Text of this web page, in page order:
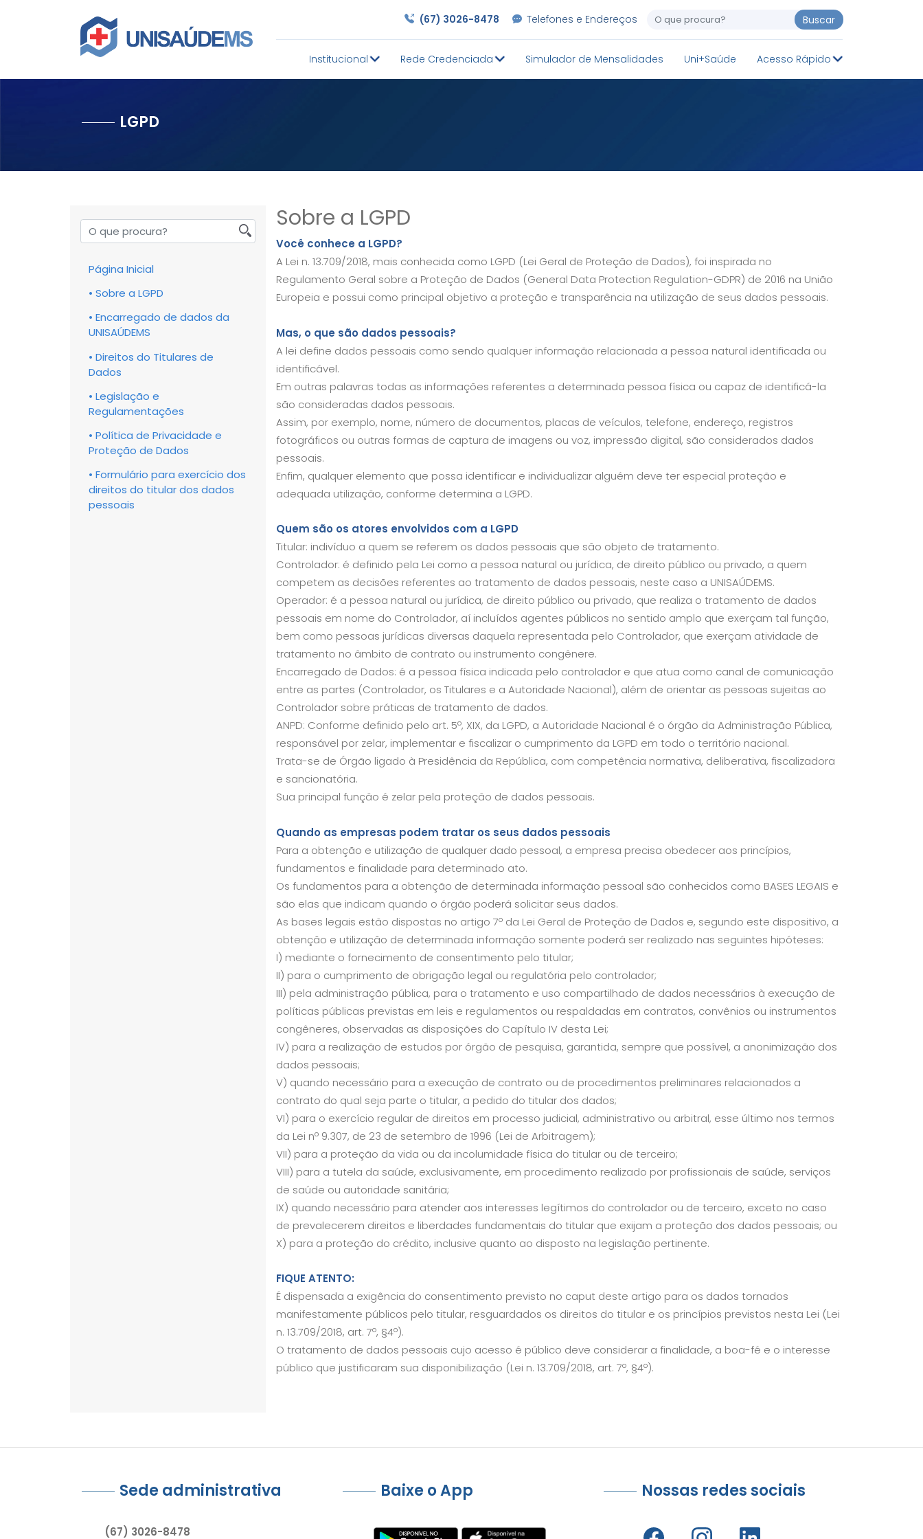
(67) 3026-8478 Telefones e Endereços Buscar
Institucional Rede Credenciada Simulador de Mensalidades Uni+Saúde Acesso Rápido
LGPD
Página Inicial
• Sobre a LGPD
• Encarregado de dados da
UNISAÚDEMS
• Direitos do Titulares de
Dados
• Legislação e
Regulamentações
• Política de Privacidade e
Proteção de Dados
• Formulário para exercício dos
direitos do titular dos dados
pessoais
Sobre a LGPD
Você conhece a LGPD?
A Lei n. 13.709/2018, mais conhecida como LGPD (Lei Geral de Proteção de Dados), foi inspirada no
Regulamento Geral sobre a Proteção de Dados (General Data Protection Regulation-GDPR) de 2016 na União
Europeia e possui como principal objetivo a proteção e transparência na utilização de seus dados pessoais.
Mas, o que são dados pessoais?
A lei define dados pessoais como sendo qualquer informação relacionada a pessoa natural identificada ou
identificável.
Em outras palavras todas as informações referentes a determinada pessoa física ou capaz de identificá-la
são consideradas dados pessoais.
Assim, por exemplo, nome, número de documentos, placas de veículos, telefone, endereço, registros
fotográficos ou outras formas de captura de imagens ou voz, impressão digital, são considerados dados
pessoais.
Enfim, qualquer elemento que possa identificar e individualizar alguém deve ter especial proteção e
adequada utilização, conforme determina a LGPD.
Quem são os atores envolvidos com a LGPD
Titular: indivíduo a quem se referem os dados pessoais que são objeto de tratamento.
Controlador: é definido pela Lei como a pessoa natural ou jurídica, de direito público ou privado, a quem
competem as decisões referentes ao tratamento de dados pessoais, neste caso a UNISAÚDEMS.
Operador: é a pessoa natural ou jurídica, de direito público ou privado, que realiza o tratamento de dados
pessoais em nome do Controlador, aí incluídos agentes públicos no sentido amplo que exerçam tal função,
bem como pessoas jurídicas diversas daquela representada pelo Controlador, que exerçam atividade de
tratamento no âmbito de contrato ou instrumento congênere.
Encarregado de Dados: é a pessoa física indicada pelo controlador e que atua como canal de comunicação
entre as partes (Controlador, os Titulares e a Autoridade Nacional), além de orientar as pessoas sujeitas ao
Controlador sobre práticas de tratamento de dados.
ANPD: Conforme definido pelo art. 5º, XIX, da LGPD, a Autoridade Nacional é o órgão da Administração Pública,
responsável por zelar, implementar e fiscalizar o cumprimento da LGPD em todo o território nacional.
Trata-se de Órgão ligado à Presidência da República, com competência normativa, deliberativa, fiscalizadora
e sancionatória.
Sua principal função é zelar pela proteção de dados pessoais.
Quando as empresas podem tratar os seus dados pessoais
Para a obtenção e utilização de qualquer dado pessoal, a empresa precisa obedecer aos princípios,
fundamentos e finalidade para determinado ato.
Os fundamentos para a obtenção de determinada informação pessoal são conhecidos como BASES LEGAIS e
são elas que indicam quando o órgão poderá solicitar seus dados.
As bases legais estão dispostas no artigo 7º da Lei Geral de Proteção de Dados e, segundo este dispositivo, a
obtenção e utilização de determinada informação somente poderá ser realizado nas seguintes hipóteses:
I) mediante o fornecimento de consentimento pelo titular;
II) para o cumprimento de obrigação legal ou regulatória pelo controlador;
III) pela administração pública, para o tratamento e uso compartilhado de dados necessários à execução de
políticas públicas previstas em leis e regulamentos ou respaldadas em contratos, convênios ou instrumentos
congêneres, observadas as disposições do Capítulo IV desta Lei;
IV) para a realização de estudos por órgão de pesquisa, garantida, sempre que possível, a anonimização dos
dados pessoais;
V) quando necessário para a execução de contrato ou de procedimentos preliminares relacionados a
contrato do qual seja parte o titular, a pedido do titular dos dados;
VI) para o exercício regular de direitos em processo judicial, administrativo ou arbitral, esse último nos termos
da Lei nº 9.307, de 23 de setembro de 1996 (Lei de Arbitragem);
VII) para a proteção da vida ou da incolumidade física do titular ou de terceiro;
VIII) para a tutela da saúde, exclusivamente, em procedimento realizado por profissionais de saúde, serviços
de saúde ou autoridade sanitária;
IX) quando necessário para atender aos interesses legítimos do controlador ou de terceiro, exceto no caso
de prevalecerem direitos e liberdades fundamentais do titular que exijam a proteção dos dados pessoais; ou
X) para a proteção do crédito, inclusive quanto ao disposto na legislação pertinente.
FIQUE ATENTO:
É dispensada a exigência do consentimento previsto no caput deste artigo para os dados tornados
manifestamente públicos pelo titular, resguardados os direitos do titular e os princípios previstos nesta Lei (Lei
n. 13.709/2018, art. 7º, §4º).
O tratamento de dados pessoais cujo acesso é público deve considerar a finalidade, a boa-fé e o interesse
público que justificaram sua disponibilização (Lei n. 13.709/2018, art. 7º, §4º).
Sede administrativa
(67) 3026-8478
Baixe o App Nossas redes sociais